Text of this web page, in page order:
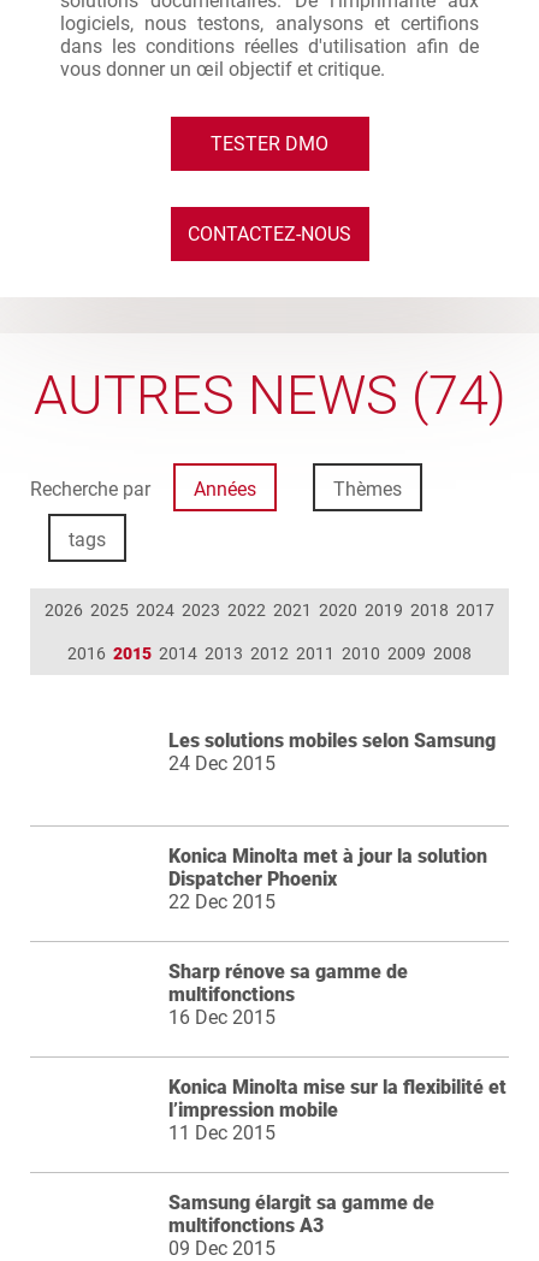
logiciels, nous testons, analysons et certifions
dans les conditions réelles d'utilisation afin de
vous donner un œil objectif et critique.
TESTER DMO
CONTACTEZ-NOUS
AUTRES NEWS (74)
Recherche par Années Thèmes
tags
2026 2025 2024 2023 2022 2021 2020 2019 2018 2017
2016 2015 2014 2013 2012 2011 2010 2009 2008
Les solutions mobiles selon Samsung
24 Dec 2015
Konica Minolta met à jour la solution
Dispatcher Phoenix
22 Dec 2015
Sharp rénove sa gamme de
multifonctions
16 Dec 2015
Konica Minolta mise sur la flexibilité et
l’impression mobile
11 Dec 2015
Samsung élargit sa gamme de
multifonctions A3
09 Dec 2015